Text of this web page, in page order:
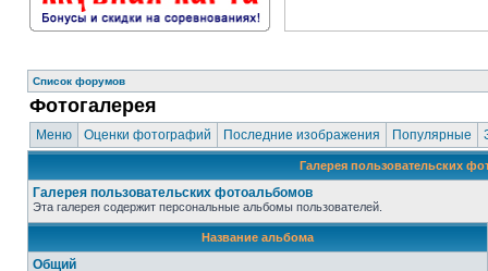
Список форумов
Фотогалерея
Меню Оценки фотографий Последние изображения Популярные
Галерея пользовательских
Галерея пользовательских фотоальбомов
Эта галерея содержит персональные альбомы пользователей.
Название альбома
Общий